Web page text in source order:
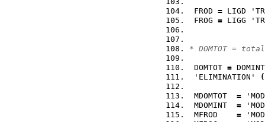
FROD = LIGD
FROG = LIGG
* DOMTOT =
DOMTOT =
'ELIMINATION'
(
MDOMTOT =
MDOMINT =
MFROD =